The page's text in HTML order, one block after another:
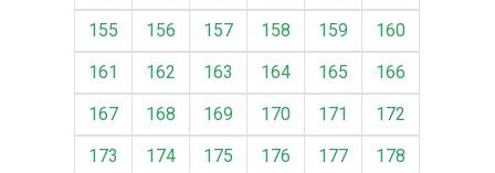
155
156 157 158 159
160
161
162 163 164 165
166
167
168 169 170 171
172
173
174 175 176 177
178